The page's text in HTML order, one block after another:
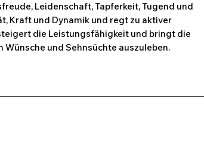
Leidenschaft, Tapferkeit, Tugend und
Kraft und Dynamik und regt zu aktiver
die Leistungsfähigkeit und bringt die
Wünsche und Sehnsüchte auszuleben.